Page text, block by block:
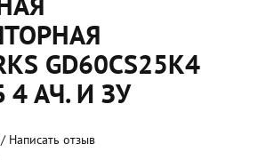
GD60CS25K4
4 АЧ. И ЗУ
/ Написать отзыв